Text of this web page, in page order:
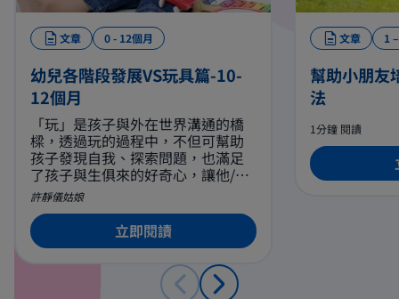
文章 0 - 12個月
幼兒各階段發展VS玩具篇-10-
12個月
「玩」是孩子與外在世界溝通的橋
樑，透過玩的過程中，不但可幫助
孩子發現自我、探索問題，也滿足
了孩子與生俱來的好奇心，讓他/她
有機會表達自己對事物的看法及態
度。由於每個階段的心智發展不
同，玩具對孩子的適用及啓發程度
亦有所差異，因此如何爲寶寶準備
適合不同年齡和個性的各類玩具是
一門相當重要的功課。
許靜儀姑娘
立即閱讀
文章 1
幫助小朋友
法
1分鐘 閱讀